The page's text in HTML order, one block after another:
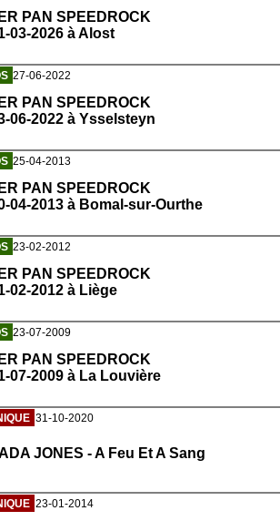
PAN SPEEDROCK
03-2026 à Alost
27-06-2022
PAN SPEEDROCK
06-2022 à Ysselsteyn
25-04-2013
PAN SPEEDROCK
04-2013 à Bomal-sur-Ourthe
23-02-2012
PAN SPEEDROCK
02-2012 à Liège
23-07-2009
PAN SPEEDROCK
07-2009 à La Louvière
31-10-2020
JONES - A Feu Et A Sang
23-01-2014